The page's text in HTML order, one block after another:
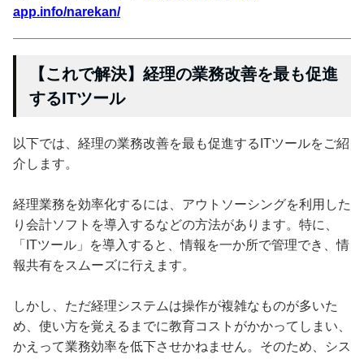
app.info/narekan/
【これで解決】経理の業務改善を最も促進
するITツール
以下では、経理の業務改善を最も促進するITツールをご紹
介します。
経理業務を効率化するには、アウトソーシングを利用した
り会計ソフトを導入するなどの方法があります。特に、
「ITツール」を導入すると、情報を一か所で管理でき、情
報共有をスムーズに行えます。
しかし、ただ経理システムは操作が複雑なものが多いた
め、使い方を覚えるまでに教育コストがかかってしまい、
かえって業務効率を低下させかねません。そのため、シス